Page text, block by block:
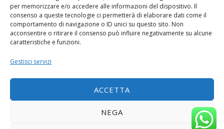
per memorizzare e/o accedere alle informazioni del dispositivo. Il
consenso a queste tecnologie ci permetterà di elaborare dati come il
comportamento di navigazione o ID unici su questo sito. Non
acconsentire o ritirare il consenso può influire negativamente su alcune
caratteristiche e funzioni.
Gestisci servizi
ACCETTA
NEGA
Copyright © 2026 Diseko Group Srls |
|Sito web